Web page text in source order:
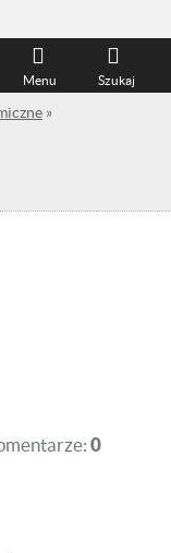
Szukaj
Menu
»
0